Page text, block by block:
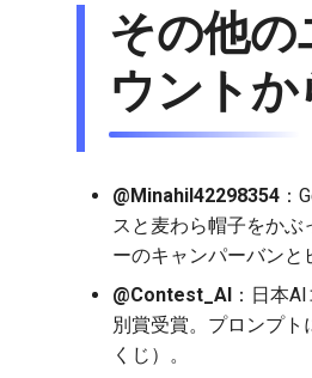
その他の
ウントか
@Minahil42298354 ：
スと麦わら帽子をか
ーのキャンパーバンと
@Contest_AI ：日本
別賞受賞。プロンプト
くじ）。